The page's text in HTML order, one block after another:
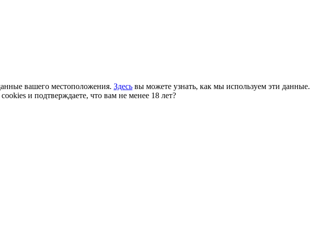
вашего местоположения. Здесь вы можете узнать, как мы используем эти данные.
и подтверждаете, что вам не менее 18 лет?